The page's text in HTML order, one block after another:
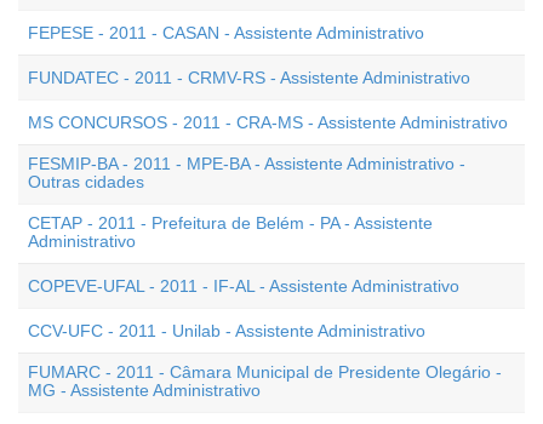
FEPESE - 2011 - CASAN - Assistente Administrativo
FUNDATEC - 2011 - CRMV-RS - Assistente Administrativo
MS CONCURSOS - 2011 - CRA-MS - Assistente Administrativo
FESMIP-BA - 2011 - MPE-BA - Assistente Administrativo -
Outras cidades
CETAP - 2011 - Prefeitura de Belém - PA - Assistente
Administrativo
COPEVE-UFAL - 2011 - IF-AL - Assistente Administrativo
CCV-UFC - 2011 - Unilab - Assistente Administrativo
FUMARC - 2011 - Câmara Municipal de Presidente Olegário -
MG - Assistente Administrativo